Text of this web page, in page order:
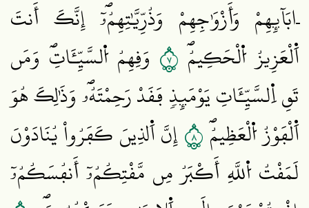
اٰبَآئِهِمْ وَأَزْوَٰجِهِمْ وَذُرِّيَّٰتِهِمُۥٓۖ إِنَّكَ أَنتَ
اَ۬لْعَزِيزُ اُ۬لْحَكِيمُۖ ٧ وَقِهِمُ اُ۬لسَّيِّـَٔاتِۖ وَمَن
تَقِ اِ۬لسَّيِّـَٔاتِ يَوْمَئِذٖ فَقَدْ رَحِمْتَهُۥۖ وَذَٰلِكَ هُوَ
اَ۬لْفَوْزُ اُ۬لْعَظِيمُۖ٨إِنَّ اَ۬لذِينَ كَفَرُواْ يُنَادَوْنَ
لَمَقْتُ اُ۬للَّهِ أَكْبَرُ مِن مَّقْتِكُمُۥٓ أَنفُسَكُمُۥٓ